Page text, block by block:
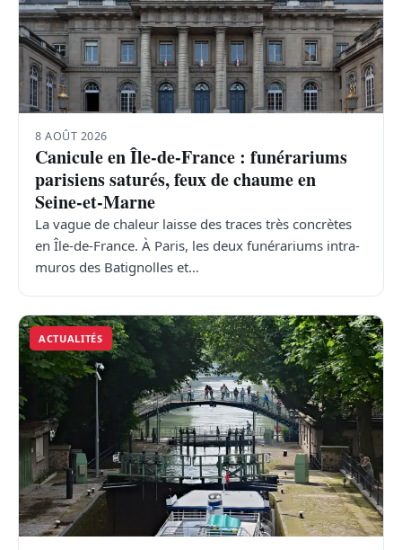
8 AOÛT 2026
Canicule en Île-de-France : funérariums
parisiens saturés, feux de chaume en
Seine-et-Marne
La vague de chaleur laisse des traces très concrètes
en Île-de-France. À Paris, les deux funérariums intra-
muros des Batignolles et…
ACTUALITÉS